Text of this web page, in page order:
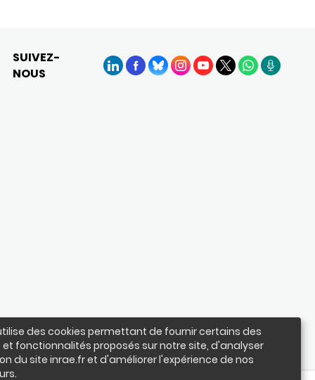
des cookies permettant de fournir certains des
et fonctionnalités proposés sur notre site, d'analyser
du site inrae.fr et d'améliorer l'expérience de nos
SUIVEZ-
NOUS
LinkedInFacebook
BlueSkyInstagram
YouTube
X WhatsApp
Podcasts